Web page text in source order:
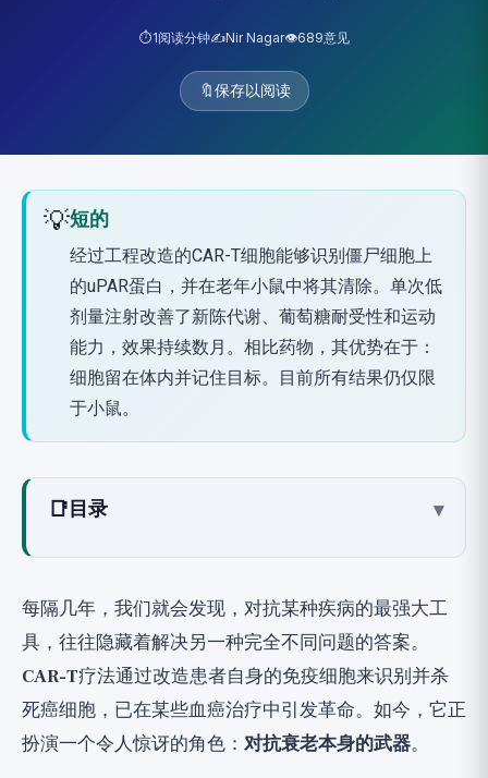
⏱️1阅读分钟✍️Nir Nagar👁️689意见
🔖保存以阅读
💡短的
经过工程改造的CAR-T细胞能够识别僵尸细胞上
的uPAR蛋白，并在老年小鼠中将其清除。单次低
剂量注射改善了新陈代谢、葡萄糖耐受性和运动
能力，效果持续数月。相比药物，其优势在于：
细胞留在体内并记住目标。目前所有结果仍仅限
于小鼠。
📑 目录 ▾
与CAR-T细胞的关联：为什么是它们？
当前证据
研究1：衰老细胞清除CAR-T细胞与新陈代谢，
《自然·衰老》2024
研究2：肠道组织与身体机能的恢复，《自然·衰
老》2025
每隔几年，我们就会发现，对抗某种疾病的最强大工
具，往往隐藏着解决另一种完全不同问题的答案。
CAR-T疗法通过改造患者自身的免疫细胞来识别并杀
死癌细胞，已在某些血癌治疗中引发革命。如今，它正
扮演一个令人惊讶的角色： 对抗衰老本身的武器。